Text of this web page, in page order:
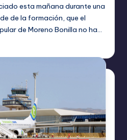
esta mañana durante una
de la formación, que el
de Moreno Bonilla no ha…